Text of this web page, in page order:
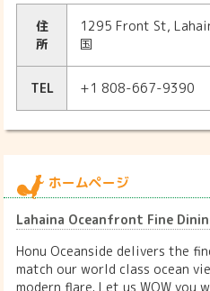
住
所
1295 Front St,
国
TEL +1 808-667-9390
ホームページ
Lahaina Oceanfront Fine
Honu Oceanside delivers the
match our world class ocean
modern flare. Let us WOW